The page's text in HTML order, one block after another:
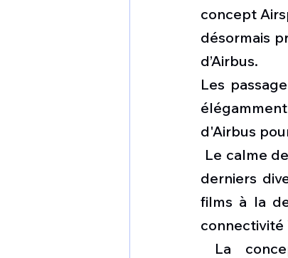
concept
désormais
d’Airbus.
Les
d'Airbus
Le calme
derniers
films à la
connectivité
La